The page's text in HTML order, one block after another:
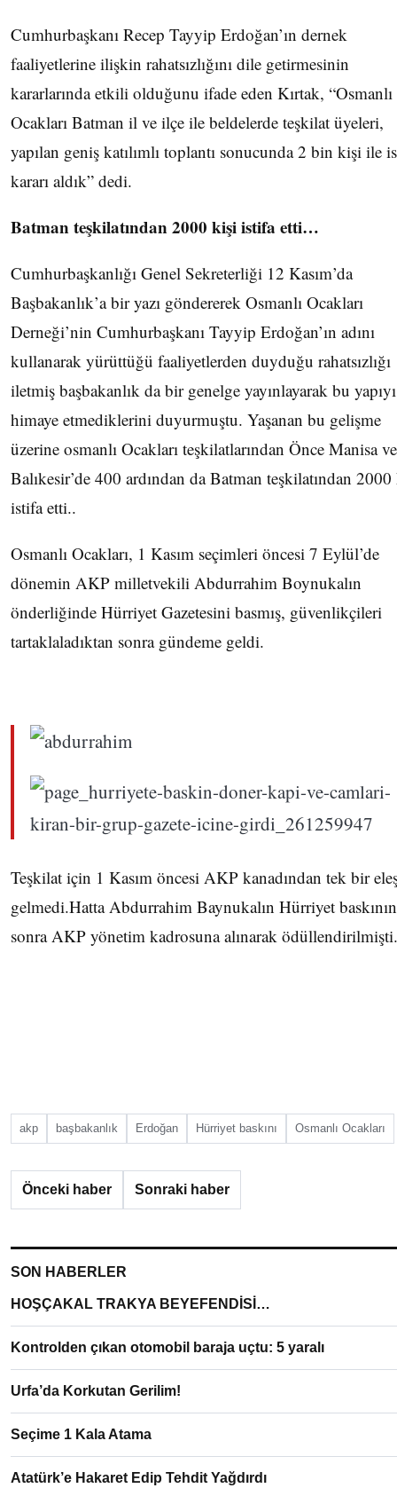
Cumhurbaşkanı Recep Tayyip Erdoğan’ın dernek
faaliyetlerine ilişkin rahatsızlığını dile getirmesinin
kararlarında etkili olduğunu ifade eden Kırtak, “Osmanlı
Ocakları Batman il ve ilçe ile beldelerde teşkilat üyeleri,
yapılan geniş katılımlı toplantı sonucunda 2 bin kişi ile
kararı aldık” dedi.
Batman teşkilatından 2000 kişi istifa etti…
Cumhurbaşkanlığı Genel Sekreterliği 12 Kasım’da
Başbakanlık’a bir yazı göndererek Osmanlı Ocakları
Derneği’nin Cumhurbaşkanı Tayyip Erdoğan’ın adını
kullanarak yürüttüğü faaliyetlerden duyduğu rahatsızlığı
iletmiş başbakanlık da bir genelge yayınlayarak bu yapıyı
himaye etmediklerini duyurmuştu. Yaşanan bu gelişme
üzerine osmanlı Ocakları teşkilatlarından Önce Manisa ve
Balıkesir’de 400 ardından da Batman teşkilatından
istifa etti..
Osmanlı Ocakları, 1 Kasım seçimleri öncesi 7 Eylül’de
dönemin AKP milletvekili Abdurrahim Boynukalın
önderliğinde Hürriyet Gazetesini basmış, güvenlikçileri
tartaklaladıktan sonra gündeme geldi.
Teşkilat için 1 Kasım öncesi AKP kanadından tek bir
gelmedi.Hatta Abdurrahim Baynukalın Hürriyet
sonra AKP yönetim kadrosuna alınarak ödüllendirilmişti.
akp başbakanlık Erdoğan Hürriyet baskını Osmanlı Ocakları
Önceki haber Sonraki haber
SON HABERLER
HOŞÇAKAL TRAKYA BEYEFENDİSİ…
Kontrolden çıkan otomobil baraja uçtu: 5 yaralı
Urfa’da Korkutan Gerilim!
Seçime 1 Kala Atama
Atatürk’e Hakaret Edip Tehdit Yağdırdı